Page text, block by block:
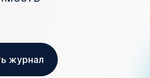
журнал